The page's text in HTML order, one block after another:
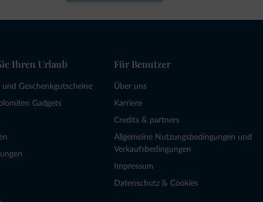
Ihren Urlaub
und Geschenkgutscheine
Gadgets
Für Benutzer
Über uns
Karriere
Credits & partners
Allgemeine Nutzungsbedingungen und
Verkaufsbedingungen
Impressum
Datenschutz & Cookies